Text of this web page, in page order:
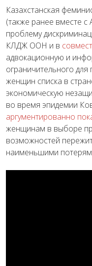
Казахстанская
(также ранее вместе
проблему
КЛДЖ ООН и в
адвокационную и
ограничительного
женщин списка в
экономическую
во время эпидемии
аргументированно
женщинам в выборе
возможностей
наименьшими